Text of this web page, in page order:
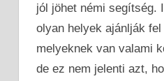
jól jöhet némi segítség.
olyan helyek ajánlják
melyeknek van valami
de ez nem jelenti azt,